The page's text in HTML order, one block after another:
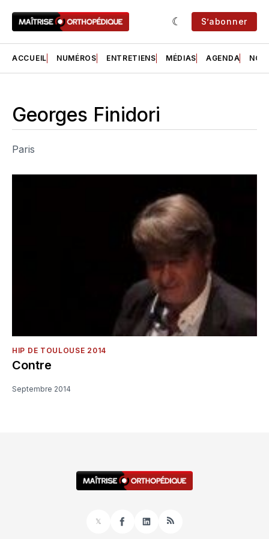
S’abonner
ACCUEIL NUMÉROS ENTRETIENS MÉDIAS AGENDA NOS
Georges Finidori
Paris
HIP DE TOULOUSE 2014
Contre
Septembre 2014
𝕏
FacebookLinkedInRSS